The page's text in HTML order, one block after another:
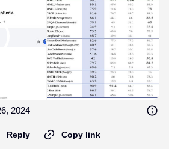
2024
Reply Copy link